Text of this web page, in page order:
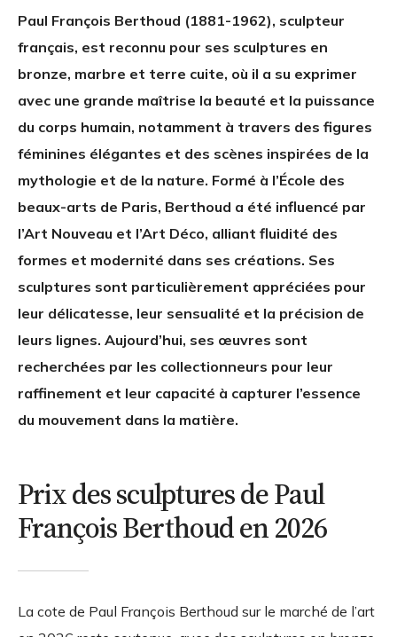
Paul François Berthoud (1881-1962), sculpteur
français, est reconnu pour ses sculptures en
bronze, marbre et terre cuite, où il a su exprimer
avec une grande maîtrise la beauté et la puissance
du corps humain, notamment à travers des figures
féminines élégantes et des scènes inspirées de la
mythologie et de la nature. Formé à l’École des
beaux-arts de Paris, Berthoud a été influencé par
l’Art Nouveau et l’Art Déco, alliant fluidité des
formes et modernité dans ses créations. Ses
sculptures sont particulièrement appréciées pour
leur délicatesse, leur sensualité et la précision de
leurs lignes. Aujourd’hui, ses œuvres sont
recherchées par les collectionneurs pour leur
raffinement et leur capacité à capturer l’essence
du mouvement dans la matière.
Prix des sculptures de Paul
François Berthoud en 2026
La cote de Paul François Berthoud sur le marché de l’art